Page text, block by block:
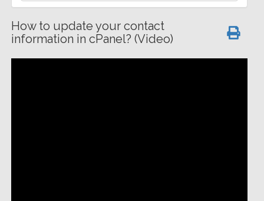
How to update your contact
information in cPanel? (Video)